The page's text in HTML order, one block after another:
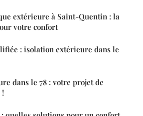
extérieure à Saint-Quentin : la
votre confort
: isolation extérieure dans le
dans le 78 : votre projet de
!